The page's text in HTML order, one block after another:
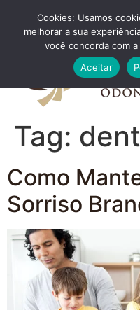
Tag:
Como
Sorriso
Cookies: Usamos
melhorar a sua
você concorda com
Aceitar